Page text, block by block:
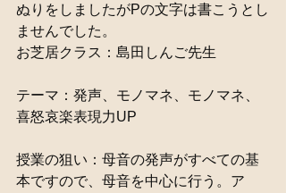
ぬりをしましたがPの文字は書こうとし
ませんでした。
お芝居クラス：島田しんご先生
テーマ：発声、モノマネ、モノマネ、
喜怒哀楽表現力UP
授業の狙い：母音の発声がすべての基
本ですので、母音を中心に行う。ア